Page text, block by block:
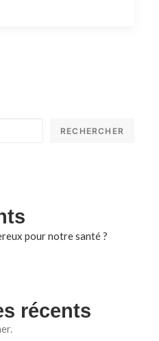
RECHERCHER
pour notre santé ?
récents